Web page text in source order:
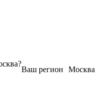
Москва
Ваш регион
?